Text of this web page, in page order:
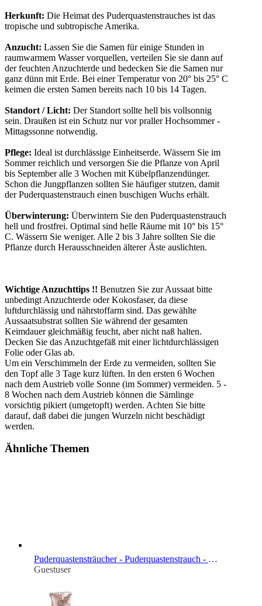
Herkunft: Die Heimat des Puderquastenstrauches ist das
tropische und subtropische Amerika.
Anzucht: Lassen Sie die Samen für einige Stunden in
raumwarmem Wasser vorquellen, verteilen Sie sie dann auf
der feuchten Anzuchterde und bedecken Sie die Samen nur
ganz dünn mit Erde. Bei einer Temperatur von 20° bis 25° C
keimen die ersten Samen bereits nach 10 bis 14 Tagen.
Standort / Licht: Der Standort sollte hell bis vollsonnig
sein. Draußen ist ein Schutz nur vor praller Hochsommer -
Mittagssonne notwendig.
Pflege: Ideal ist durchlässige Einheitserde. Wässern Sie im
Sommer reichlich und versorgen Sie die Pflanze von April
bis September alle 3 Wochen mit Kübelpflanzendünger.
Schon die Jungpflanzen sollten Sie häufiger stutzen, damit
der Puderquastenstrauch einen buschigen Wuchs erhält.
Überwinterung: Überwintern Sie den Puderquastenstrauch
hell und frostfrei. Optimal sind helle Räume mit 10° bis 15°
C. Wässern Sie weniger. Alle 2 bis 3 Jahre sollten Sie die
Pflanze durch Herausschneiden älterer Äste auslichten.
Wichtige Anzuchttips !! Benutzen Sie zur Aussaat bitte
unbedingt Anzuchterde oder Kokosfaser, da diese
luftdurchlässig und nährstoffarm sind. Das gewählte
Aussaatsubstrat sollten Sie während der gesamten
Keimdauer gleichmäßig feucht, aber nicht naß halten.
Decken Sie das Anzuchtgefäß mit einer lichtdurchlässigen
Folie oder Glas ab.
Um ein Verschimmeln der Erde zu vermeiden, sollten Sie
den Topf alle 3 Tage kurz lüften. In den ersten 6 Wochen
nach dem Austrieb volle Sonne (im Sommer) vermeiden. 5 -
8 Wochen nach dem Austrieb können die Sämlinge
vorsichtig pikiert (umgetopft) werden. Achten Sie bitte
darauf, daß dabei die jungen Wurzeln nicht beschädigt
werden.
Ähnliche Themen
Puderquastensträucher - Puderquastenstrauch - Calliandra
Guestuser